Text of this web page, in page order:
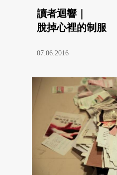
讀者迴響｜
脫掉心裡的制服
07.06.2016